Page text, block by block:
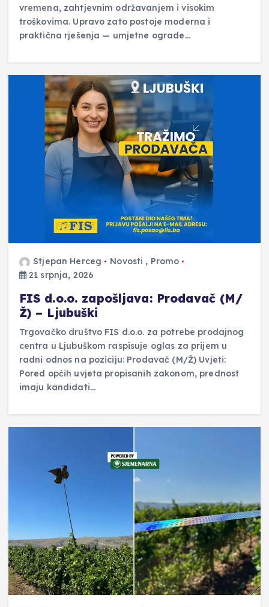
vremena, zahtjevnim održavanjem i visokim
troškovima. Upravo zato postoje moderna i
praktična rješenja — umjetne ograde…
Stjepan Herceg Novosti , Promo
21 srpnja, 2026
FIS d.o.o. zapošljava: Prodavač (M/
Ž) – Ljubuški
Trgovačko društvo FIS d.o.o. za potrebe prodajnog
centra u Ljubuškom raspisuje oglas za prijem u
radni odnos na poziciju: Prodavač (M/Ž) Uvjeti:
Pored općih uvjeta propisanih zakonom, prednost
imaju kandidati…